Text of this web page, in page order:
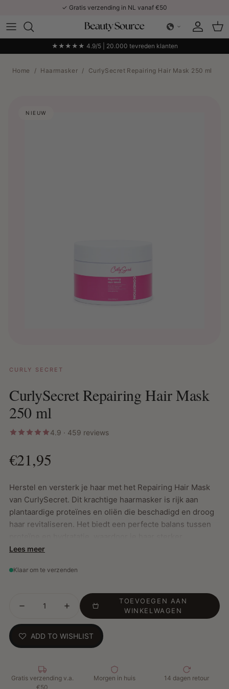
✓ Gratis verzending in NL vanaf €50
Account
★★★★★ 4.9/5 | 20.000 tevreden klanten
Home / Haarmasker / CurlySecret Repairing Hair Mask 250 ml
NIEUW
CURLY SECRET
CurlySecret Repairing Hair Mask
250 ml
4.9 · 459 reviews
€21,95
Herstel en versterk je haar met het Repairing Hair Mask
van CurlySecret. Dit krachtige haarmasker is rijk aan
plantaardige proteïnes en oliën die beschadigd en droog
haar revitaliseren. Het biedt een perfecte balans tussen
gezonder en glanzender wordt. Geschikt voor alle
Belangrijkste Kenmerken:
Herstelt en versterkt beschadigd en futloos haar
Voedt intensief en verbetert de elasticiteit
Bevat argan-, jojoba- en amandelolie voor zachtheid en
Rijk aan antioxidanten om de algehele gezondheid van
het haar te verbeteren
Lees meer
Klaar om te verzenden
TOEVOEGEN AAN
WINKELWAGEN
ADD TO WISHLIST
Gratis verzending v.a.
€50
Morgen in huis 14 dagen retour